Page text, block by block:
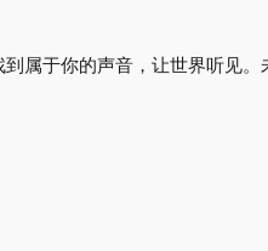
属于你的声音，让世界听见。